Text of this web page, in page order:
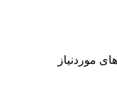
موردنیاز